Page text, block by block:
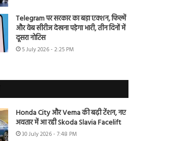
Telegram पर सरकार का बड़ा एक्शन, फिल्में
और वेब सीरीज देखना पड़ेगा भारी, तीन दिनों में
दूसरा नोटिस
5 July 2026 - 2:25 PM
Honda City और Verna की बढ़ी टेंशन, नए
अवतार में आ रही Skoda Slavia Facelift
30 July 2026 - 7:48 PM